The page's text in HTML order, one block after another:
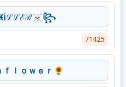
71425
ｆｌｏｗｅｒ🌻